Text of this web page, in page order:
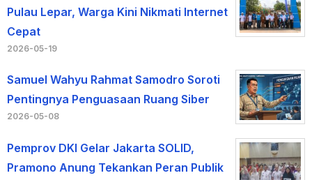
Pulau Lepar, Warga Kini Nikmati Internet
Cepat
2026-05-19
Samuel Wahyu Rahmat Samodro Soroti
Pentingnya Penguasaan Ruang Siber
2026-05-08
Pemprov DKI Gelar Jakarta SOLID,
Pramono Anung Tekankan Peran Publik